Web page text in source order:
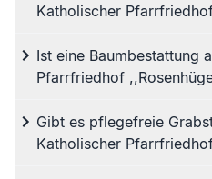
Katholischer
Ist eine Baumbestattung
Pfarrfriedhof
Gibt es pflegefreie
Katholischer